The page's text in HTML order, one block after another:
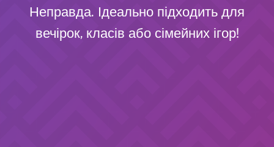
Неправда. Ідеально підходить для
вечірок, класів або сімейних ігор!